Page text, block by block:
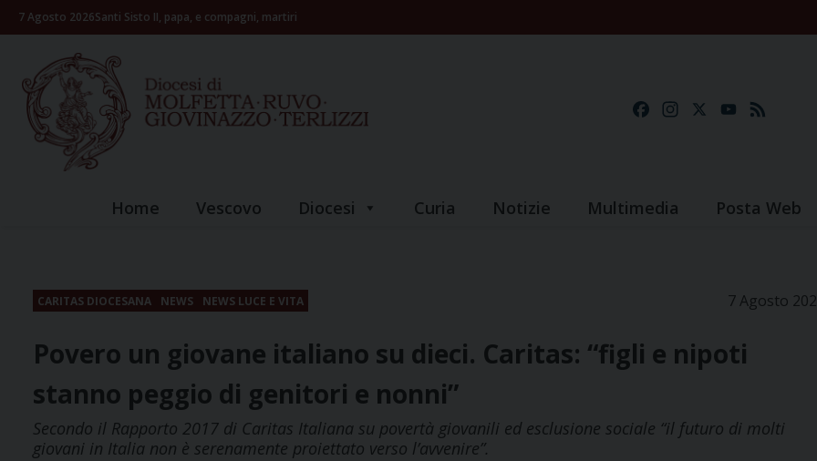
Skip7 Agosto 2026Santi Sisto II, papa, e compagni, martiri
FacebookInstagramYouTube
Home Vescovo Diocesi Curia Notizie Multimedia Posta Web
CARITAS DIOCESANA NEWS NEWS LUCE E VITA 7 Agosto
Povero un giovane italiano su dieci. Caritas: “figli e nipoti
stanno peggio di genitori e nonni”
Secondo il Rapporto 2017 di Caritas Italiana su povertà giovanili ed esclusione sociale “il futuro di molti
giovani in Italia non è serenamente proiettato verso l’avvenire”.